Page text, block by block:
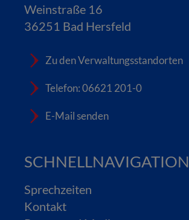
Weinstraße 16
36251 Bad Hersfeld
Zu den Verwaltungsstandorten
Telefon: 06621 201-0
E-Mail senden
SCHNELLNAVIGATION
Sprechzeiten
Kontakt